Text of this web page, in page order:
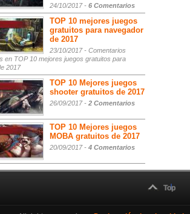
24/10/2017 - 6 Comentarios
TOP 10 mejores juegos
gratuitos para navegador
de 2017
23/10/2017 - Comentarios
en TOP 10 mejores juegos gratuitos para
2017
TOP 10 Mejores juegos
shooter gratuitos de 2017
26/09/2017 - 2 Comentarios
TOP 10 Mejores juegos
MOBA gratuitos de 2017
20/09/2017 - 4 Comentarios
Top